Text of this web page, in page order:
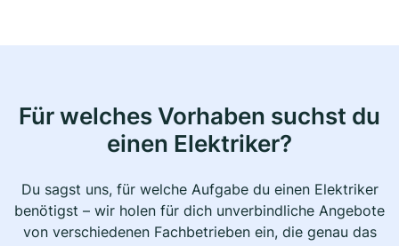
Für welches Vorhaben suchst du
einen Elektriker?
Du sagst uns, für welche Aufgabe du einen Elektriker
benötigst – wir holen für dich unverbindliche Angebote
von verschiedenen Fachbetrieben ein, die genau das